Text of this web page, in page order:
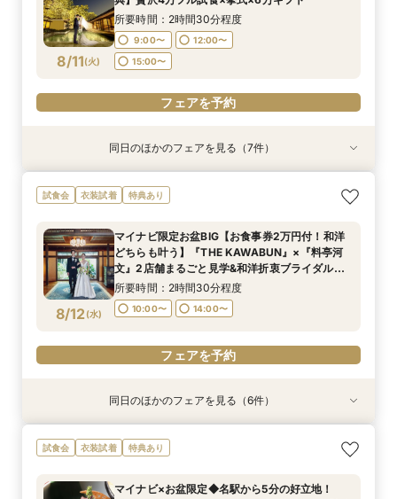
8/10(月)
フェアを予約
8/10(月)
フェアを予約
8/10(月)
フェアを予約
8/10(月)
フェアを予約
8/10(月)
フェアを予約
8/10(月)
フェアを予約
8/11(火)
所要時間：2時間30分程度
9:00〜
12:00〜
15:00〜
フェアを予約
衣装試着 特典あり 動画あり
8/11(火)
【マイナビ限定】400年の歴史を紡ぐ◆感動の石
舞台挙式体験✕和も洋も叶う貸切料亭W！絶品和
所要時間：2時間30分程度
9:00〜
12:00〜
15:00〜
衣装試着 特典あり
8/11(火)
《親御様限定フェア》お子様の代わりに会場見学
からご相談まで◎
9:00〜
12:00〜
15:00〜
フェアを予約
衣装試着 特典あり
8/11(火)
マイナビ限定【料理重視の方へ】料亭の味を実体
験◎近江牛×海老含む豪華4万試食
9:00〜
12:00〜
15:00〜
フェアを予約
衣装試着 特典あり
8/11(火)
マイナビ限定【90分でまるごと見学】ドレス×試
食×会場案内◆クイック相談
9:00〜
12:00〜
15:00〜
フェアを予約
衣装試着 特典あり
8/11(火)
マイナビ限定【初見学で6万円ギフト】老舗料亭
を貸切&本物の緑×開放感×料理
9:00〜
12:00〜
15:00〜
フェアを予約
衣装試着 特典あり
8/11(火)
マイナビ限定【6名より可】10名69万円～無料試
食付き少人数婚プラン相談会
9:00〜
12:00〜
15:00〜
フェアを予約
特典あり
8/11(火)
【自宅で安心◎フェア参加】オンライン会場見学
×見積もり相談 #日程・人数未定の相談も歓迎!
10:00〜
13:00〜
16:00〜
フェアを予約
同日のほかのフェアを見る（7件）
試食会 衣装試着 特典あり
8/12(水)
マイナビ限定お盆BIG【お食事券2万円付！和洋
どちらも叶う】『THE KAWABUN』×『料亭河
文』2店舗まるごと見学&和洋折衷ブライダル
フェア◆黒毛和牛＆イセエビ等豪華4万円試食付
き
所要時間：2時間30分程度
10:00〜 14:00〜
フェアを予約
衣装試着 特典あり
【マイナビ限定】完全貸切料亭W◆和も洋も叶う
自由なスタイル！400年の歴史が彩る石舞台挙式
所要時間：2時間30分程度
衣装試着 特典あり
《親御様限定フェア》お子様の代わりに会場見学
からご相談まで◎
【自宅で安心◎フェア参加】オンライン会場見学
×見積もり相談
衣装試着 特典あり
【最短1ヵ月で準備OK！会食会検討カップルへ】
6名様から適用可☆10名69万円～​ 老舗料亭
談会
所要時間：2時間30分程度
衣装試着 特典あり
※世界国際サミットで選ばれたおもてなしで満足
度◎【限定2組様】和牛×オマール4万9品コース
所要時間：2時間30分程度
衣装試着 特典あり
【お料理重視の方必見】料亭の会席料理試食付
はじめて相談会
同日のほかのフェアを見る（6件）
試食会 衣装試着 特典あり
マイナビ×お盆限定◆名駅から5分の好立地！